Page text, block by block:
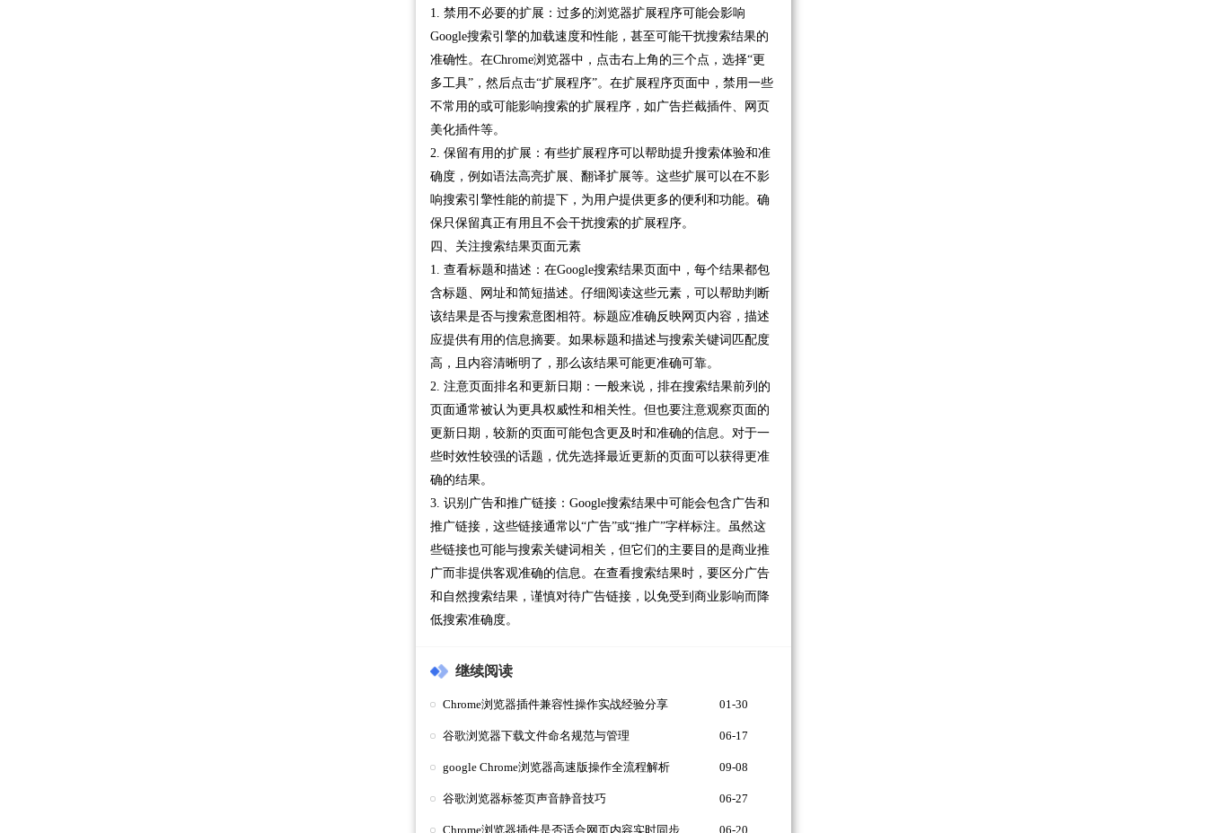
1. 禁用不必要的扩展：过多的浏览器扩展程序可能会影响
Google搜索引擎的加载速度和性能，甚至可能干扰搜索结果的
准确性。在Chrome浏览器中，点击右上角的三个点，选择“更
多工具”，然后点击“扩展程序”。在扩展程序页面中，禁用一些
不常用的或可能影响搜索的扩展程序，如广告拦截插件、网页
美化插件等。
2. 保留有用的扩展：有些扩展程序可以帮助提升搜索体验和准
确度，例如语法高亮扩展、翻译扩展等。这些扩展可以在不影
响搜索引擎性能的前提下，为用户提供更多的便利和功能。确
保只保留真正有用且不会干扰搜索的扩展程序。
四、关注搜索结果页面元素
1. 查看标题和描述：在Google搜索结果页面中，每个结果都包
含标题、网址和简短描述。仔细阅读这些元素，可以帮助判断
该结果是否与搜索意图相符。标题应准确反映网页内容，描述
应提供有用的信息摘要。如果标题和描述与搜索关键词匹配度
高，且内容清晰明了，那么该结果可能更准确可靠。
2. 注意页面排名和更新日期：一般来说，排在搜索结果前列的
页面通常被认为更具权威性和相关性。但也要注意观察页面的
更新日期，较新的页面可能包含更及时和准确的信息。对于一
些时效性较强的话题，优先选择最近更新的页面可以获得更准
确的结果。
3. 识别广告和推广链接：Google搜索结果中可能会包含广告和
推广链接，这些链接通常以“广告”或“推广”字样标注。虽然这
些链接也可能与搜索关键词相关，但它们的主要目的是商业推
广而非提供客观准确的信息。在查看搜索结果时，要区分广告
和自然搜索结果，谨慎对待广告链接，以免受到商业影响而降
低搜索准确度。
继续阅读
Chrome浏览器插件兼容性操作实战经验分享 01-30
谷歌浏览器下载文件命名规范与管理 06-17
google Chrome浏览器高速版操作全流程解析 09-08
谷歌浏览器标签页声音静音技巧 06-27
Chrome浏览器插件是否适合网页内容实时同步 06-20